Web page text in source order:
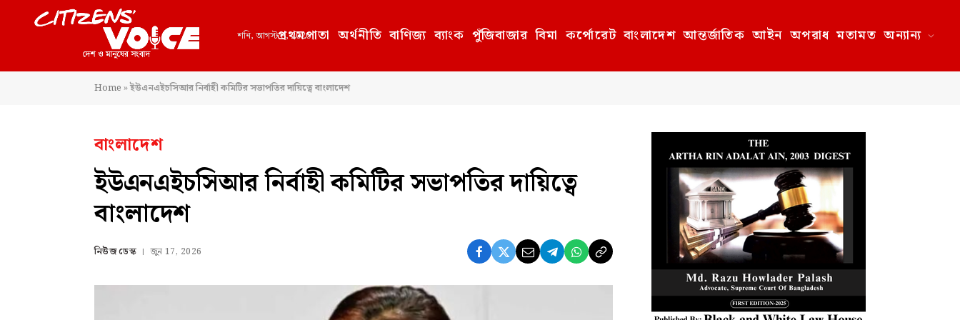
শনি, আগস্ট 8, 2026
প্রথমপাতা অর্থনীতি বাণিজ্য ব্যাংক পুঁজিবাজার বিমা কর্পোরেট বাংলাদেশ আন্তর্জাতিক আইন অপরাধ মতামত অন্যান্য
Home»ইউএনএইচসিআর নির্বাহী কমিটির সভাপতির দায়িত্বে বাংলাদেশ
বাংলাদেশ
ইউএনএইচসিআর নির্বাহী কমিটির সভাপতির দায়িত্বে
বাংলাদেশ
নিউজ ডেস্ক জুন 17, 2026